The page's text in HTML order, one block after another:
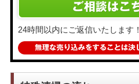
24時間以内にご返信いたします！